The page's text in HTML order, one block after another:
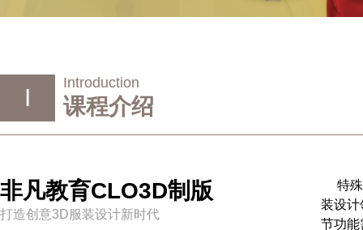
I
Introduction
课程介绍
非凡教育CLO3D制版
打造创意3D服装设计新时代
特
装设计
节功能